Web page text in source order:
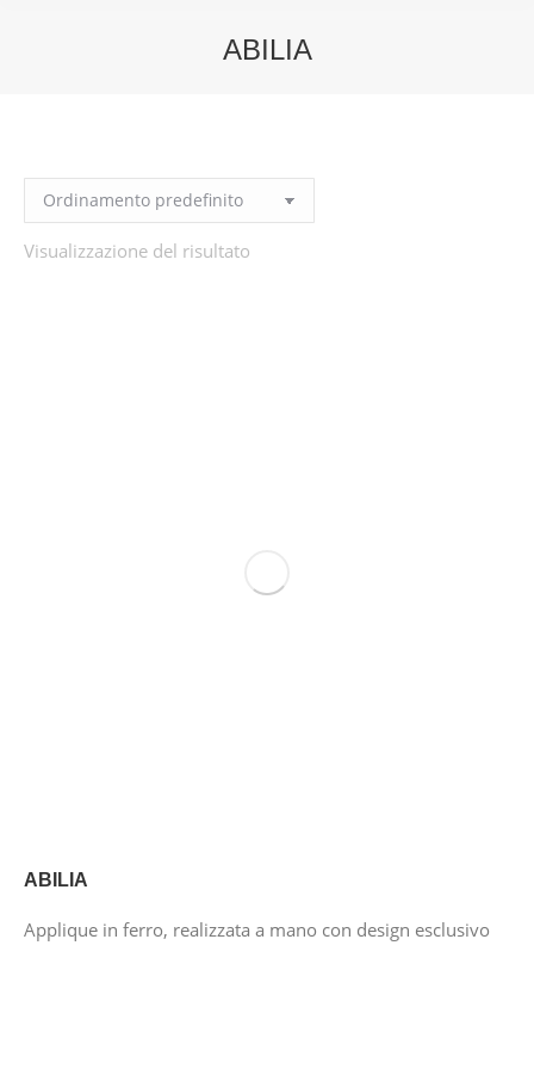
ABILIA
Visualizzazione del risultato
ABILIA
Applique in ferro, realizzata a mano con design esclusivo